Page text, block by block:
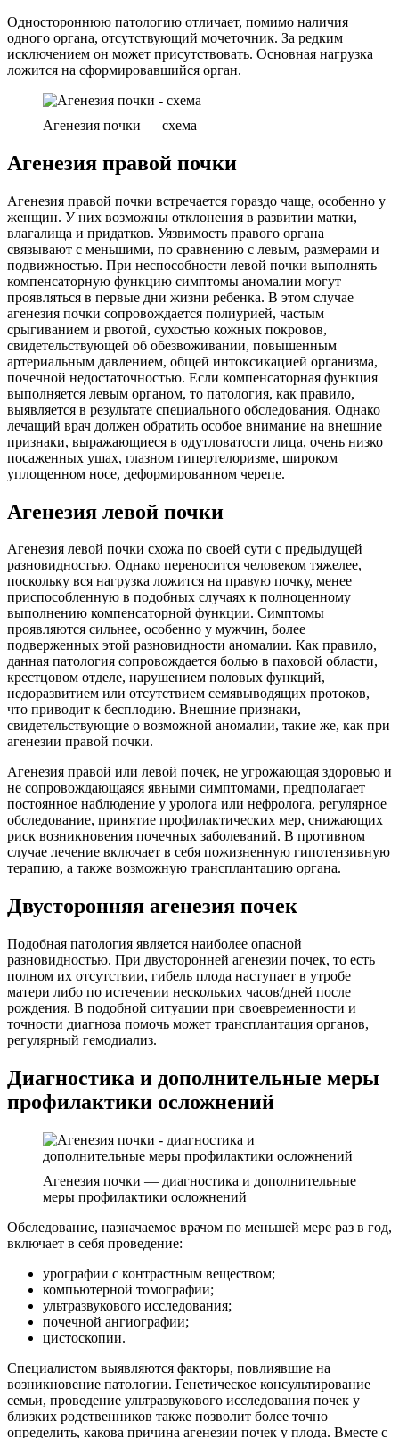
Одностороннюю патологию отличает, помимо наличия
одного органа, отсутствующий мочеточник. За редким
исключением он может присутствовать. Основная нагрузка
ложится на сформировавшийся орган.
Агенезия почки — схема
Агенезия правой почки
Агенезия правой почки встречается гораздо чаще, особенно у
женщин. У них возможны отклонения в развитии матки,
влагалища и придатков. Уязвимость правого органа
связывают с меньшими, по сравнению с левым, размерами и
подвижностью. При неспособности левой почки выполнять
компенсаторную функцию симптомы аномалии могут
проявляться в первые дни жизни ребенка. В этом случае
агенезия почки сопровождается полиурией, частым
срыгиванием и рвотой, сухостью кожных покровов,
свидетельствующей об обезвоживании, повышенным
артериальным давлением, общей интоксикацией организма,
почечной недостаточностью. Если компенсаторная функция
выполняется левым органом, то патология, как правило,
выявляется в результате специального обследования. Однако
лечащий врач должен обратить особое внимание на внешние
признаки, выражающиеся в одутловатости лица, очень низко
посаженных ушах, глазном гипертелоризме, широком
уплощенном носе, деформированном черепе.
Агенезия левой почки
Агенезия левой почки схожа по своей сути с предыдущей
разновидностью. Однако переносится человеком тяжелее,
поскольку вся нагрузка ложится на правую почку, менее
приспособленную в подобных случаях к полноценному
выполнению компенсаторной функции. Симптомы
проявляются сильнее, особенно у мужчин, более
подверженных этой разновидности аномалии. Как правило,
данная патология сопровождается болью в паховой области,
крестцовом отделе, нарушением половых функций,
недоразвитием или отсутствием семявыводящих протоков,
что приводит к бесплодию. Внешние признаки,
свидетельствующие о возможной аномалии, такие же, как при
агенезии правой почки.
Агенезия правой или левой почек, не угрожающая здоровью и
не сопровождающаяся явными симптомами, предполагает
постоянное наблюдение у уролога или нефролога, регулярное
обследование, принятие профилактических мер, снижающих
риск возникновения почечных заболеваний. В противном
случае лечение включает в себя пожизненную гипотензивную
терапию, а также возможную трансплантацию органа.
Двусторонняя агенезия почек
Подобная патология является наиболее опасной
разновидностью. При двусторонней агенезии почек, то есть
полном их отсутствии, гибель плода наступает в утробе
матери либо по истечении нескольких часов/дней после
рождения. В подобной ситуации при своевременности и
точности диагноза помочь может трансплантация органов,
регулярный гемодиализ.
Диагностика и дополнительные меры
профилактики осложнений
Агенезия почки — диагностика и дополнительные
меры профилактики осложнений
Обследование, назначаемое врачом по меньшей мере раз в год,
включает в себя проведение:
урографии с контрастным веществом;
компьютерной томографии;
ультразвукового исследования;
почечной ангиографии;
цистоскопии.
Специалистом выявляются факторы, повлиявшие на
возникновение патологии. Генетическое консультирование
семьи, проведение ультразвукового исследования почек у
близких родственников также позволит более точно
определить, какова причина агенезии почек у плода. Вместе с